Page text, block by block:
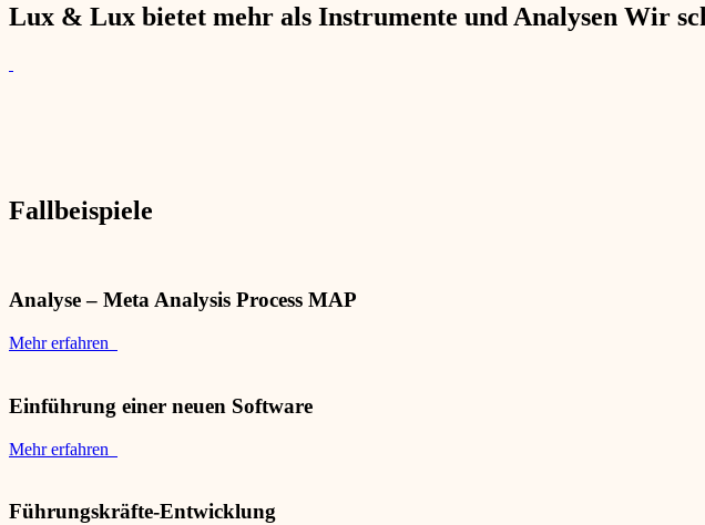
Lux & Lux bietet mehr als Instrumente und Analysen Wir
Fallbeispiele
Analyse – Meta Analysis Process MAP
Mehr erfahren
Einführung einer neuen Software
Mehr erfahren
Führungskräfte-Entwicklung